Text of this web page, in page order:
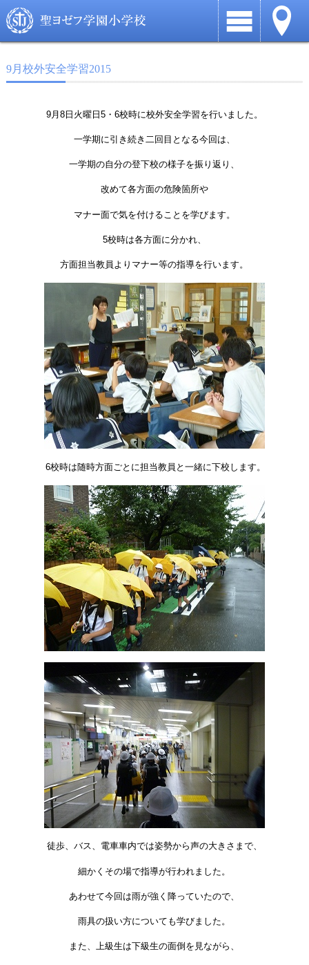
9月校外安全学習2015
9月8日火曜日5・6校時に校外安全学習を行いました。
一学期に引き続き二回目となる今回は、
一学期の自分の登下校の様子を振り返り、
改めて各方面の危険箇所や
マナー面で気を付けることを学びます。
5校時は各方面に分かれ、
方面担当教員よりマナー等の指導を行います。
6校時は随時方面ごとに担当教員と一緒に下校します。
徒歩、バス、電車車内では姿勢から声の大きさまで、
細かくその場で指導が行われました。
あわせて今回は雨が強く降っていたので、
雨具の扱い方についても学びました。
また、上級生は下級生の面倒を見ながら、